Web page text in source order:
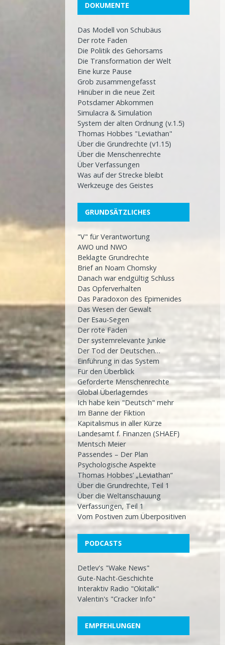
DOKUMENTE
Das Modell von Schubäus
Der rote Faden
Die Politik des Gehorsams
Die Transformation der Welt
Eine kurze Pause
Grob zusammengefasst
Hinüber in die neue Zeit
Potsdamer Abkommen
Simulacra & Simulation
System der alten Ordnung (v.1.5)
Thomas Hobbes "Leviathan"
Über die Grundrechte (v1.15)
Über die Menschenrechte
Über Verfassungen
Was auf der Strecke bleibt
Werkzeuge des Geistes
GRUNDSÄTZLICHES
"V" für Verantwortung
AWO und NWO
Beklagte Grundrechte
Brief an Noam Chomsky
Danach war endgültig Schluss
Das Opferverhalten
Das Paradoxon des Epimenides
Das Wesen der Gewalt
Der Esau-Segen
Der rote Faden
Der systemrelevante Junkie
Der Tod der Deutschen…
Einführung in das System
Für den Überblick
Geforderte Menschenrechte
Global Überlagerndes
Ich habe kein "Deutsch" mehr
Im Banne der Fiktion
Kapitalismus in aller Kürze
Landesamt f. Finanzen (SHAEF)
Mentsch Meier
Passendes – Der Plan
Psychologische Aspekte
Thomas Hobbes’ „Leviathan“
Über die Grundrechte, Teil 1
Über die Weltanschauung
Verfassungen, Teil 1
Vom Postiven zum Überpositiven
PODCASTS
Detlev's "Wake News"
Gute-Nacht-Geschichte
Interaktiv Radio "Okitalk"
Valentin's "Cracker Info"
EMPFEHLUNGEN